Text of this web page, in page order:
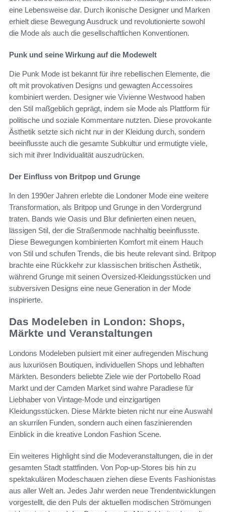
eine Lebensweise dar. Durch ikonische Designer und Marken
erhielt diese Bewegung Ausdruck und revolutionierte sowohl
die Mode als auch die gesellschaftlichen Konventionen.
Punk und seine Wirkung auf die Modewelt
Die Punk Mode ist bekannt für ihre rebellischen Elemente, die
oft mit provokativen Designs und gewagten Accessoires
kombiniert werden. Designer wie Vivienne Westwood haben
den Stil maßgeblich geprägt, indem sie Mode als Plattform für
politische und soziale Kommentare nutzten. Diese provokante
Ästhetik setzte sich nicht nur in der Kleidung durch, sondern
beeinflusste auch die gesamte Subkultur und ermutigte viele,
sich mit ihrer Individualität auszudrücken.
Der Einfluss von Britpop und Grunge
In den 1990er Jahren erlebte die Londoner Mode eine weitere
Transformation, als Britpop und Grunge in den Vordergrund
traten. Bands wie Oasis und Blur definierten einen neuen,
lässigen Stil, der die Straßenmode nachhaltig beeinflusste.
Diese Bewegungen kombinierten Komfort mit einem Hauch
von Stil und schufen Trends, die bis heute relevant sind. Britpop
brachte eine Rückkehr zur klassischen britischen Ästhetik,
während Grunge mit seinen Oversized-Kleidungsstücken und
subversiven Designs eine neue Generation in der Mode
inspirierte.
Das Modeleben in London: Shops,
Märkte und Veranstaltungen
Londons Modeleben pulsiert mit einer aufregenden Mischung
aus luxuriösen Boutiquen, individuellen Shops und lebhaften
Märkten. Besonders beliebte Ziele wie der Portobello Road
Markt und der Camden Market sind wahre Paradiese für
Liebhaber von Vintage-Mode und einzigartigen
Kleidungsstücken. Diese Märkte bieten nicht nur eine Auswahl
an skurrilen Funden, sondern auch einen faszinierenden
Einblick in die kreative London Fashion Scene.
Ein weiteres Highlight sind die Modeveranstaltungen, die in der
gesamten Stadt stattfinden. Von Pop-up-Stores bis hin zu
spektakulären Modeschauen ziehen diese Events Fashionistas
aus aller Welt an. Jedes Jahr werden neue Trendentwicklungen
vorgestellt, die den Puls der aktuellen modischen Strömungen